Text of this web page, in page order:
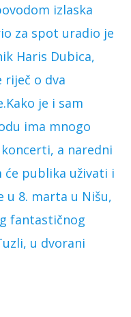
izlaska
za spot uradio je
Haris Dubica,
riječ o dva
je i sam
ima mnogo
a naredni
publika uživati i
u 8. marta u Nišu,
fantastičnog
u dvorani